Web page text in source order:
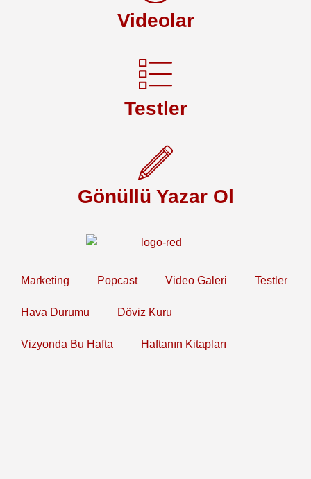
Videolar
Testler
Gönüllü Yazar Ol
Marketing Popcast Video Galeri Testler
Hava Durumu Döviz Kuru
Vizyonda Bu Hafta Haftanın Kitapları